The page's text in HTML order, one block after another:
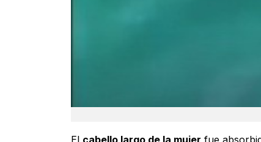
El cabello largo de la mujer fue